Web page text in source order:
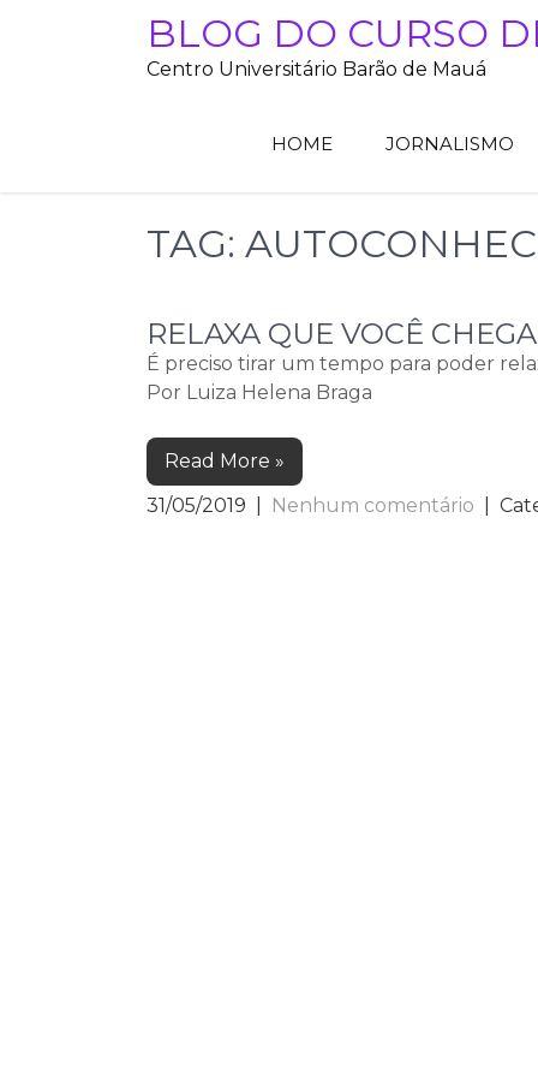
BLOG DO CURSO
Centro Universitário Barão de Mauá
HOME JORNALISMO
TAG:
RELAXA QUE VOCÊ
É preciso tirar um tempo para poder
Por Luiza Helena Braga
Read More »
31/05/2019
Nenhum comentário |